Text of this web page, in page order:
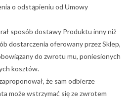
o odstąpieniu od Umowy
sposób dostawy Produktu inny niż
dostarczenia oferowany przez Sklep,
do zwrotu mu, poniesionych
kosztów.
że sam odbierze
może wstrzymać się ze zwrotem